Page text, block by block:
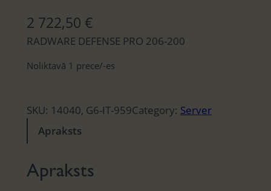
2 722,50 €
RADWARE DEFENSE PRO 206-200
Noliktavā 1 prece/-es
SKU: 14040, G6-IT-959Category: Server
Apraksts
Apraksts